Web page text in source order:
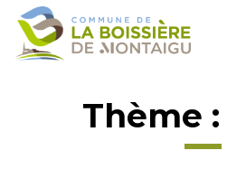
Gestion des traceurs
Aller
Aller
contenu
Aller
pied
Thème :